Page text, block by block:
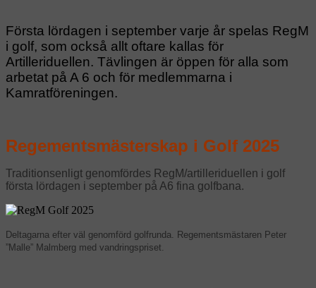
Första lördagen i september varje år spelas RegM
i golf, som också allt oftare kallas för
Artilleriduellen. Tävlingen är öppen för alla som
arbetat på A 6 och för medlemmarna i
Kamratföreningen.
Regementsmästerskap i Golf 2025
Traditionsenligt genomfördes RegM/artilleriduellen i golf
första lördagen i september på A6 fina golfbana.
Deltagarna efter väl genomförd golfrunda. Regementsmästaren Peter
”Malle” Malmberg med vandringspriset.